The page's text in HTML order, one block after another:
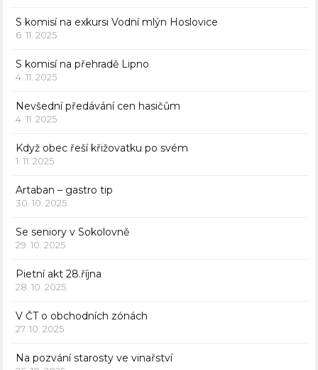
S komisí na exkursi Vodní mlýn Hoslovice
6. 11. 2025
S komisí na přehradě Lipno
4. 11. 2025
Nevšední předávání cen hasičům
4. 11. 2025
Když obec řeší křižovatku po svém
1. 11. 2025
Artaban – gastro tip
30. 10. 2025
Se seniory v Sokolovně
29. 10. 2025
Pietní akt 28.října
28. 10. 2025
V ČT o obchodních zónách
27. 10. 2025
Na pozvání starosty ve vinařství